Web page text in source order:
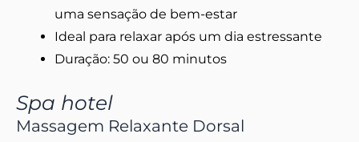
uma sensação de bem-estar
Ideal para relaxar após um dia estressante
Duração: 50 ou 80 minutos
Spa hotel
Massagem Relaxante Dorsal